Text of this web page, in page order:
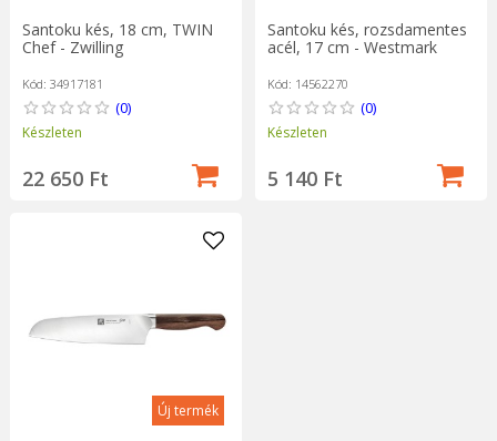
Santoku kés, 18 cm, TWIN
Chef - Zwilling
Kód: 34917181
(0)
Készleten
22 650 Ft
Santoku kés, rozsdamentes
acél, 17 cm - Westmark
Kód: 14562270
(0)
Készleten
5 140 Ft
Új termék